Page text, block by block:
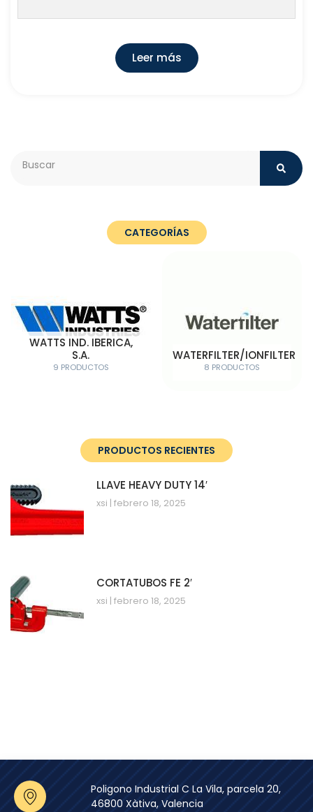
Leer más
CATEGORÍAS
WATTS IND. IBERICA,
S.A.
9 PRODUCTOS
WATERFILTER/IONFILTER
8 PRODUCTOS
PRODUCTOS RECIENTES
LLAVE HEAVY DUTY 14′
xsi febrero 18, 2025
CORTATUBOS FE 2′
xsi febrero 18, 2025
Poligono Industrial C La Vila, parcela 20,
46800 Xàtiva, Valencia